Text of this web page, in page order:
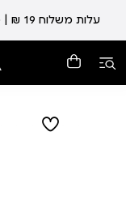
עלות משלוח 19 ₪ | משלוח חינם עד הבית בכל קנייה מעל 99 ₪